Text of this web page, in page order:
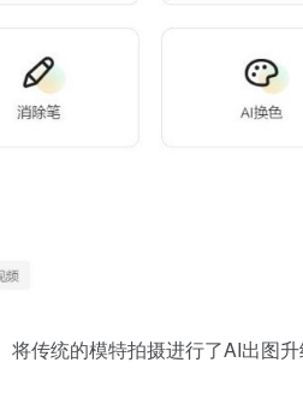
传统的模特拍摄进行了AI出图